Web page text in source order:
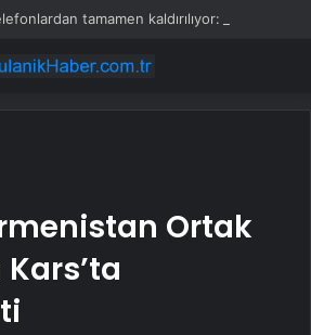
Ortak
Kars’ta